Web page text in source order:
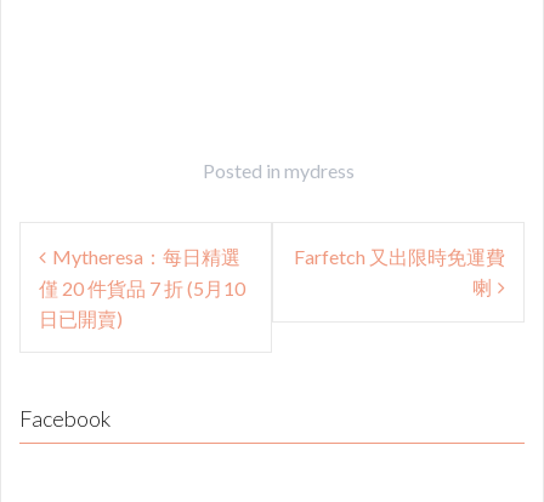
Posted in mydress
Post
navigation
Mytheresa：每日精選
僅 20 件貨品 7 折 (5月10
日已開賣)
Farfetch 又出限時免運費
喇
Facebook